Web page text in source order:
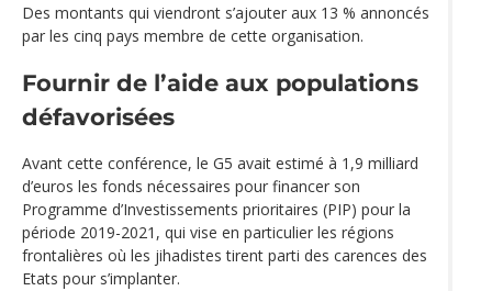
Des montants qui viendront s’ajouter aux 13 % annoncés
par les cinq pays membre de cette organisation.
Fournir de l’aide aux populations
défavorisées
Avant cette conférence, le G5 avait estimé à 1,9 milliard
d’euros les fonds nécessaires pour financer son
Programme d’Investissements prioritaires (PIP) pour la
période 2019-2021, qui vise en particulier les régions
frontalières où les jihadistes tirent parti des carences des
Etats pour s’implanter.